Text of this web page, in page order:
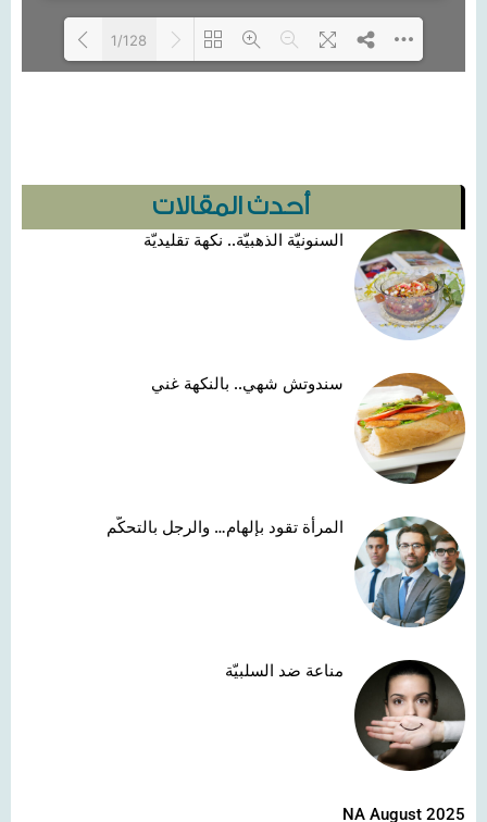
أحدث المقالات
السنونيّة الذهبيّة.. نكهة تقليديّة
سندوتش شهي.. بالنكهة غني
المرأة تقود بإلهام… والرجل بالتحكّم
مناعة ضد السلبيّة
NA August 2025
1/128